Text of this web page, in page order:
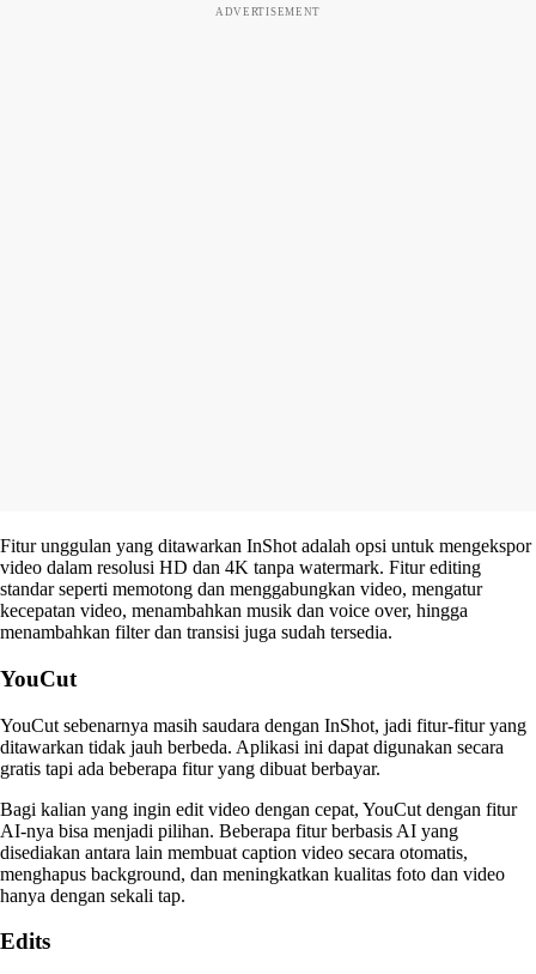
ADVERTISEMENT
Fitur unggulan yang ditawarkan InShot adalah opsi untuk mengekspor
video dalam resolusi HD dan 4K tanpa watermark. Fitur editing
standar seperti memotong dan menggabungkan video, mengatur
kecepatan video, menambahkan musik dan voice over, hingga
menambahkan filter dan transisi juga sudah tersedia.
YouCut
YouCut sebenarnya masih saudara dengan InShot, jadi fitur-fitur yang
ditawarkan tidak jauh berbeda. Aplikasi ini dapat digunakan secara
gratis tapi ada beberapa fitur yang dibuat berbayar.
Bagi kalian yang ingin edit video dengan cepat, YouCut dengan fitur
AI-nya bisa menjadi pilihan. Beberapa fitur berbasis AI yang
disediakan antara lain membuat caption video secara otomatis,
menghapus background, dan meningkatkan kualitas foto dan video
hanya dengan sekali tap.
Edits